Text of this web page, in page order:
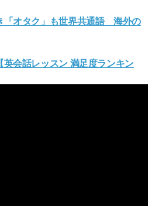
「オタク」も世界共通語 海外の
会話レッスン 満足度ランキン